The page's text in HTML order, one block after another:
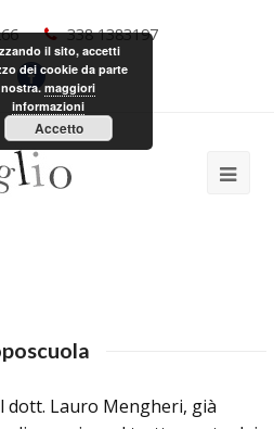
338 1383197
dott. Lauro Mengheri, già
il sito, accetti
dei cookie da parte
nostra.maggiori
informazioni
Accetto